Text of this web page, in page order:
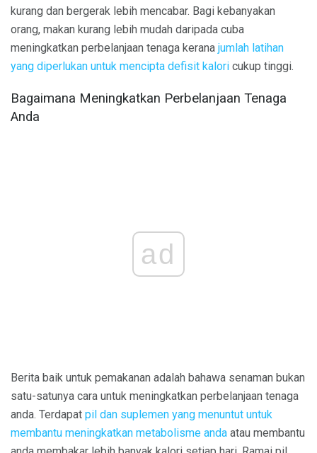
kurang dan bergerak lebih mencabar. Bagi kebanyakan
orang, makan kurang lebih mudah daripada cuba
meningkatkan perbelanjaan tenaga kerana jumlah latihan
yang diperlukan untuk mencipta defisit kalori cukup tinggi.
Bagaimana Meningkatkan Perbelanjaan Tenaga
Anda
ad
Berita baik untuk pemakanan adalah bahawa senaman bukan
satu-satunya cara untuk meningkatkan perbelanjaan tenaga
anda. Terdapat pil dan suplemen yang menuntut untuk
membantu meningkatkan metabolisme anda atau membantu